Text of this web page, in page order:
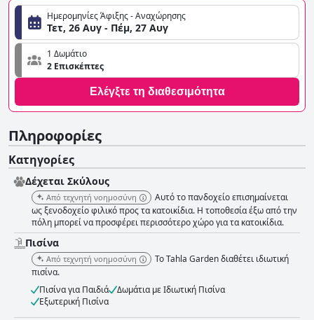
Ημερομηνίες Άφιξης - Αναχώρησης
Τετ, 26 Αυγ - Πέμ, 27 Αυγ
1 Δωμάτιο
2 Επισκέπτες
Ελέγξτε τη διαθεσιμότητα
Πληροφορίες
Κατηγορίες
Δέχεται Σκύλους
Από τεχνητή νοημοσύνη
Αυτό το πανδοχείο επισημαίνεται
ως ξενοδοχείο φιλικό προς τα κατοικίδια. Η τοποθεσία έξω από την
πόλη μπορεί να προσφέρει περισσότερο χώρο για τα κατοικίδια.
Πισίνα
Από τεχνητή νοημοσύνη
Το Tahla Garden διαθέτει ιδιωτική
πισίνα.
Πισίνα για Παιδιά
Δωμάτια με Ιδιωτική Πισίνα
Εξωτερική Πισίνα